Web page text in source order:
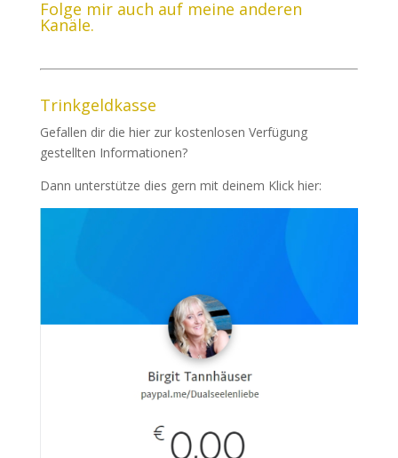
Folge mir auch auf meine anderen
Kanäle.
Trinkgeldkasse
Gefallen dir die hier zur kostenlosen Verfügung
gestellten Informationen?
Dann unterstütze dies gern mit deinem Klick hier: